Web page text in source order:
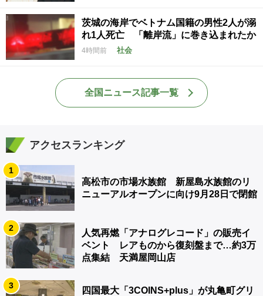
茨城の海岸でベトナム国籍の男性2人が溺
れ1人死亡 「離岸流」に巻き込まれたか
4時間前 社会
全国ニュース記事一覧
アクセスランキング
1
高松市の市場水族館 新屋島水族館のリ
ニューアルオープンに向け9月28日で閉館
2
人気再燃「アナログレコード」の販売イ
ベント レアものから復刻盤まで…約3万
点集結 天満屋岡山店
3
四国最大「3COINS+plus」が丸亀町グリ